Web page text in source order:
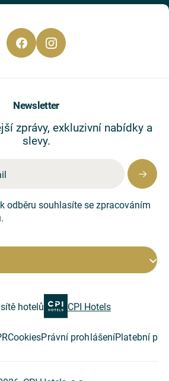
Newsletter
zprávy, exkluzivní nabídky a
slevy.
odběru souhlasíte se zpracováním
CookiesPrávní prohlášeníPlatební
hotelů CPI Hotels